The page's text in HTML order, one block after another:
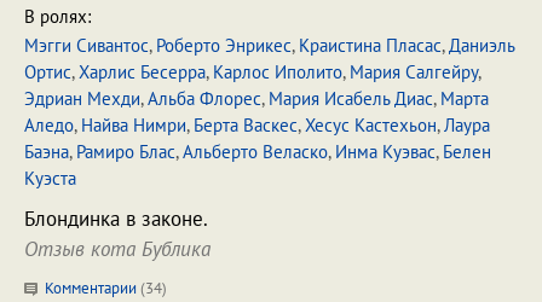
В ролях:
Мэгги Сивантос, Роберто Энрикес, Краистина Пласас,Даниэль
Ортис,Харлис Бесерра, Карлос Иполито, Мария Салгейру,
Эдриан Мехди,Альба Флорес, Мария Исабель Диас, Марта
Аледо, Найва Нимри, Берта Васкес,Хесус Кастехьон,Лаура
Баэна, Рамиро Блас,Альберто Веласко, Инма Куэвас, Белен
Куэста
Блондинка в законе.
Отзыв кота Бублика
Комментарии (34)